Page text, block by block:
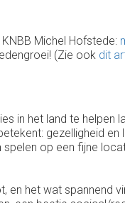
Michel Hofstede:
(Zie ook dit
in het land te helpen
gezelligheid
spelen op een fijne
en het wat spannend